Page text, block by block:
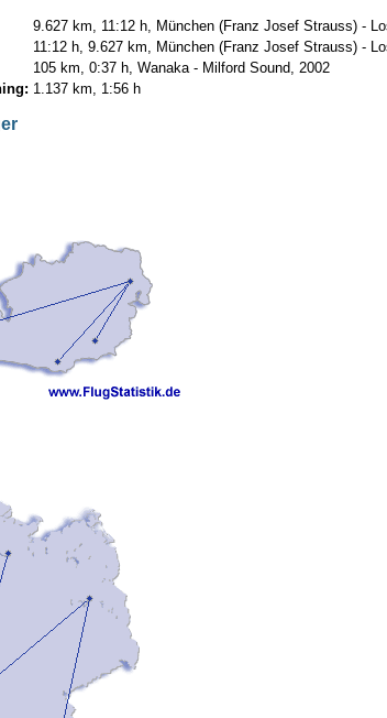
9.627 km, 11:12 h, München (Franz Josef Strauss) -
11:12 h, 9.627 km, München (Franz Josef Strauss) -
105 km, 0:37 h, Wanaka - Milford Sound, 2002
1.137 km, 1:56 h